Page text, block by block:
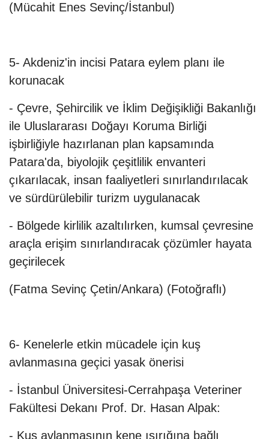
(Mücahit Enes Sevinç/İstanbul)
5- Akdeniz'in incisi Patara eylem planı ile
korunacak
- Çevre, Şehircilik ve İklim Değişikliği Bakanlığı
ile Uluslararası Doğayı Koruma Birliği
işbirliğiyle hazırlanan plan kapsamında
Patara'da, biyolojik çeşitlilik envanteri
çıkarılacak, insan faaliyetleri sınırlandırılacak
ve sürdürülebilir turizm uygulanacak
- Bölgede kirlilik azaltılırken, kumsal çevresine
araçla erişim sınırlandıracak çözümler hayata
geçirilecek
(Fatma Sevinç Çetin/Ankara) (Fotoğraflı)
6- Kenelerle etkin mücadele için kuş
avlanmasına geçici yasak önerisi
- İstanbul Üniversitesi-Cerrahpaşa Veteriner
Fakültesi Dekanı Prof. Dr. Hasan Alpak:
- Kuş avlanmasının kene ısırığına bağlı